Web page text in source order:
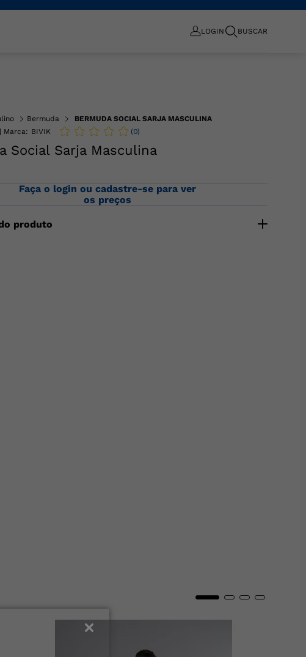
LOGIN BUSCAR
Bermuda
BERMUDA SOCIAL SARJA MASCULINA
BIVIK (0)
Social Sarja Masculina
Faça o login ou cadastre-se para ver
os preços
produto